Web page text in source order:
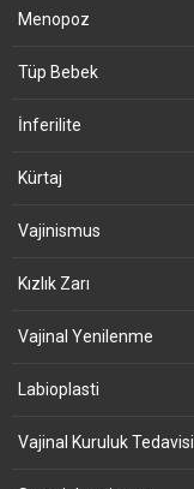
Menopoz
Tüp Bebek
İnferilite
Kürtaj
Vajinismus
Kızlık Zarı
Vajinal Yenilenme
Labioplasti
Vajinal Kuruluk Tedavisi